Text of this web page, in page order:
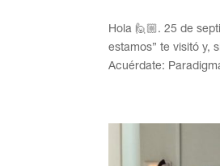
Hola 🙋🏼. 25 de
estamos” te visitó y,
Acuérdate: